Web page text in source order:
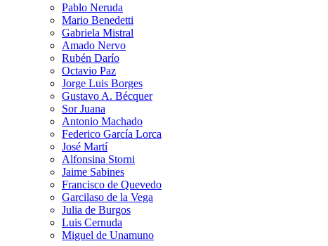
Pablo Neruda
Mario Benedetti
Gabriela Mistral
Amado Nervo
Rubén Darío
Octavio Paz
Jorge Luis Borges
Gustavo A. Bécquer
Sor Juana
Antonio Machado
Federico García Lorca
José Martí
Alfonsina Storni
Jaime Sabines
Francisco de Quevedo
Garcilaso de la Vega
Julia de Burgos
Luis Cernuda
Miguel de Unamuno